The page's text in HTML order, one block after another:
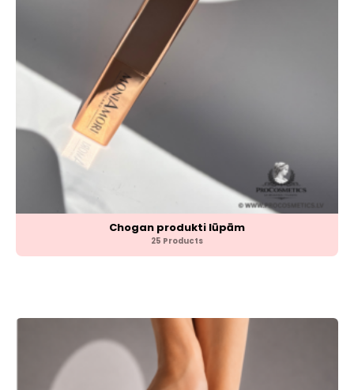
Chogan produkti lūpām
25 Products